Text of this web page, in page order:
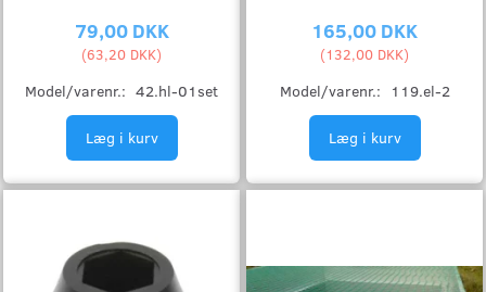
79,00 DKK
(63,20 DKK)
Model/varenr.: 42.hl-01set
Læg i kurv
165,00 DKK
(132,00 DKK)
Model/varenr.: 119.el-2
Læg i kurv